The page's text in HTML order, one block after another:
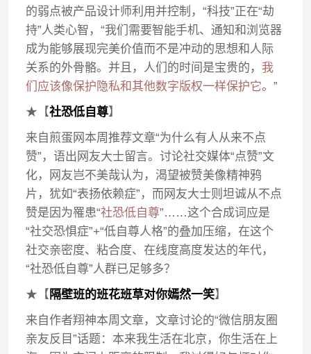
的弱点被产品设计师利用并控制，“科技”正在“劫
持”人类心智，“我们需要智能手机、通知和浏览器
成为能够展现完美价值而不是冲动的思想和人际
关系的外骨骼。并且，人们的时间是宝贵的，我
们应该像保护隐私和其他数字版权一样保护它。”
★【社恐低自尊】
来自煎蛋网本周推荐文章“为什么有人从来不点
赞”，语出网友大士留言。讨论社交媒体“点赞”文
化，网友岂不美哉认为，渴望被赞美像精神鸦
片，犹如“表扬依赖症”，而网友大士则坦诚从不点
赞是因为罹患“社恐低自尊”……这个合成词应是
“社交恐惧症”+“低自尊人格”的叠加压缩，在这个
社交亲密度、粘合度、在线度高度发达的年代，
“社恐低自尊”人群已足够多？
★【 隔壁班的班花班草对你嫣然一笑】
来自作者翔神本周文章，文章讨论的“微信朋友圈
亲友反目”话题：本来我生活在北京，你生活在上